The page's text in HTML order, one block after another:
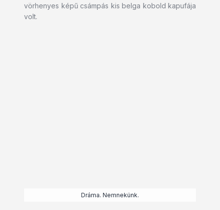
vörhenyes képű csámpás kis belga kobold kapufája
volt.
Dráma. Nemnekünk.